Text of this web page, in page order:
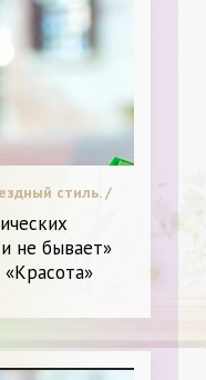
стиль. /
не бывает»